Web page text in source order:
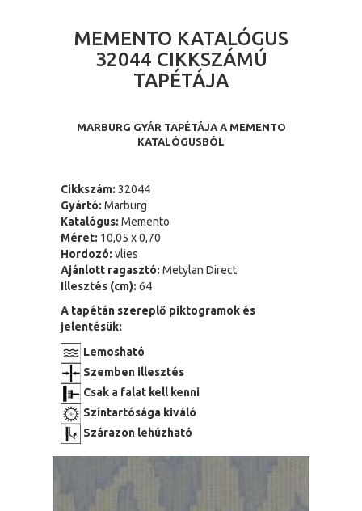
MEMENTO KATALÓGUS
32044 CIKKSZÁMÚ
TAPÉTÁJA
MARBURG GYÁR TAPÉTÁJA A MEMENTO
KATALÓGUSBÓL
Cikkszám: 32044
Gyártó: Marburg
Katalógus: Memento
Méret: 10,05 x 0,70
Hordozó: vlies
Ajánlott ragasztó: Metylan Direct
Illesztés (cm): 64
A tapétán szereplő piktogramok és
jelentésük:
Lemosható
Szemben illesztés
Csak a falat kell kenni
Színtartósága kiváló
Szárazon lehúzható